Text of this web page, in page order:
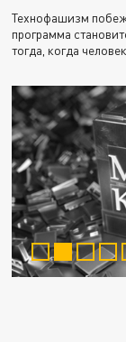
Технофашизм
программа
тогда, когда